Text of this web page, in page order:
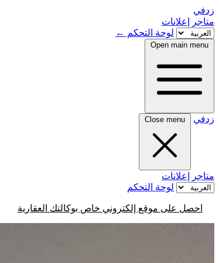
زدفي
متاجر
إعلانات
لوحة التحكم ←
Open main menu
زدفي Close menu
متاجر
إعلانات
لوحة التحكم
احصل على موقع إلكتروني خاص بوكالتك العقارية